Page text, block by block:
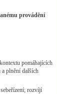
provádění
pomáhajících
plnění dalších
rozvíjí